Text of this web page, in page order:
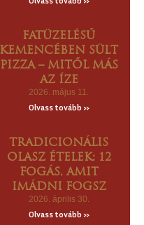
FATÜZELÉSŰ
KEMENCÉBEN SÜLT
PIZZA – MITŐL MÁS
AZ ÍZE
2026. május 11.
Olvass tovább »
TRADICIONÁLIS
OLASZ ÉTELEK: 12
FOGÁS, AMIT
IMÁDNI FOGSZ
2026. április 30.
Olvass tovább »